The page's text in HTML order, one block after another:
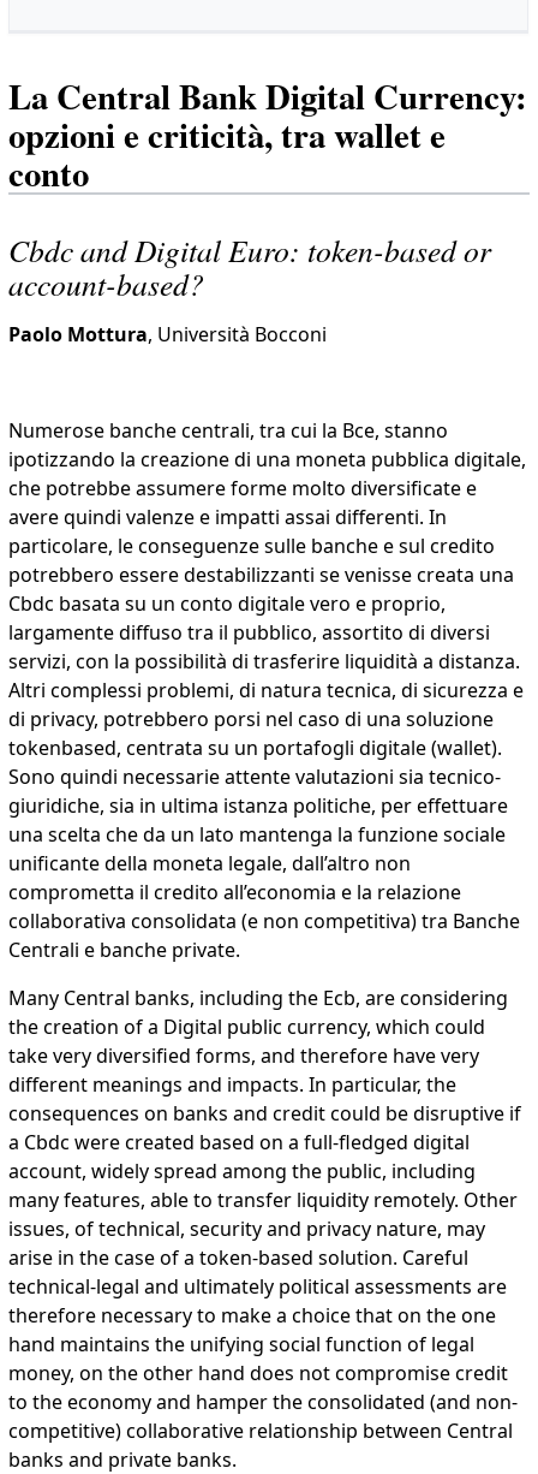
La Central Bank Digital Currency:
opzioni e criticità, tra wallet e
conto
Cbdc and Digital Euro: token-based or
account-based?
Paolo Mottura, Università Bocconi
Numerose banche centrali, tra cui la Bce, stanno
ipotizzando la creazione di una moneta pubblica digitale,
che potrebbe assumere forme molto diversificate e
avere quindi valenze e impatti assai differenti. In
particolare, le conseguenze sulle banche e sul credito
potrebbero essere destabilizzanti se venisse creata una
Cbdc basata su un conto digitale vero e proprio,
largamente diffuso tra il pubblico, assortito di diversi
servizi, con la possibilità di trasferire liquidità a distanza.
Altri complessi problemi, di natura tecnica, di sicurezza e
di privacy, potrebbero porsi nel caso di una soluzione
tokenbased, centrata su un portafogli digitale (wallet).
Sono quindi necessarie attente valutazioni sia tecnico-
giuridiche, sia in ultima istanza politiche, per effettuare
una scelta che da un lato mantenga la funzione sociale
unificante della moneta legale, dall’altro non
comprometta il credito all’economia e la relazione
collaborativa consolidata (e non competitiva) tra Banche
Centrali e banche private.
Many Central banks, including the Ecb, are considering
the creation of a Digital public currency, which could
take very diversified forms, and therefore have very
different meanings and impacts. In particular, the
consequences on banks and credit could be disruptive if
a Cbdc were created based on a full-fledged digital
account, widely spread among the public, including
many features, able to transfer liquidity remotely. Other
issues, of technical, security and privacy nature, may
arise in the case of a token-based solution. Careful
technical-legal and ultimately political assessments are
therefore necessary to make a choice that on the one
hand maintains the unifying social function of legal
money, on the other hand does not compromise credit
to the economy and hamper the consolidated (and non-
competitive) collaborative relationship between Central
banks and private banks.